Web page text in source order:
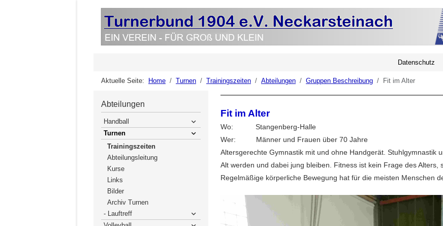
Datenschutz
Aktuelle Seite: Home Turnen Trainingszeiten Abteilungen Gruppen Beschreibung Fit im Alter
Abteilungen
Handball
Turnen
Trainingszeiten
Abteilungsleitung
Kurse
Links
Bilder
Archiv Turnen
- Lauftreff
Fit im Alter
Wo: Stangenberg-Halle
Wer: Männer und Frauen über 70 Jahre
Altersgerechte Gymnastik mit und ohne Handgerät. Stuhlgymnastik
Alt werden und dabei jung bleiben. Fitness ist kein Frage des Alters,
Regelmäßige körperliche Bewegung hat für die meisten Menschen